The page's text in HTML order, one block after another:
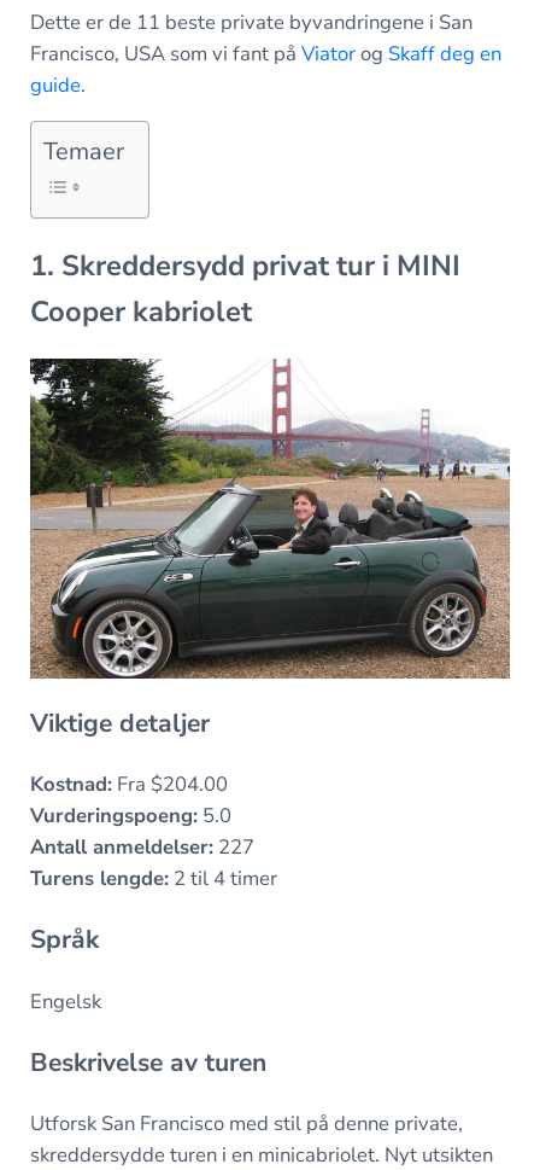
Dette er de 11 beste private byvandringene i San
Francisco, USA som vi fant på Viatorog Skaff deg en
guide.
Temaer
1. Skreddersydd privat tur i MINI
Cooper kabriolet
Viktige detaljer
Kostnad:Fra $204.00
Vurderingspoeng:5.0
Antall anmeldelser:227
Turens lengde:2 til 4 timer
Språk
Engelsk
Beskrivelse av turen
Utforsk San Francisco med stil på denne private,
skreddersydde turen i en minicabriolet. Nyt utsikten